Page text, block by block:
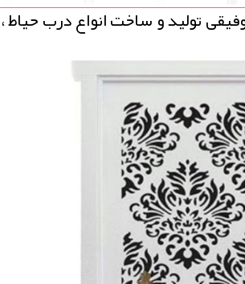
تولید و ساخت انواع درب حیاط ،